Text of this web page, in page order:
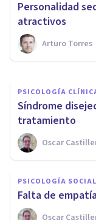
Personalidad
atractivos
Arturo Torres
detestan
Juan
PSICOLOGÍA
Síndrome
tratamiento
Oscar
PSICOLOGÍA
Falta de
Oscar